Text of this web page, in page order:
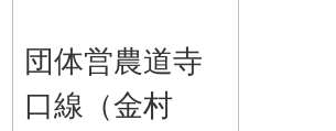
団体営農道寺
口線（金村